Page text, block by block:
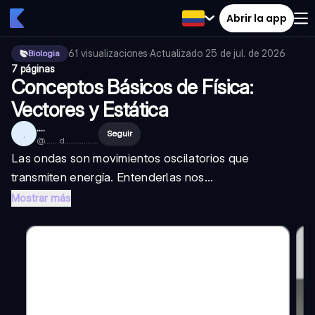
Abrir la app
Biologia 61 visualizaciones·Actualizado 25 de jul. de 2026·
7 páginas
Conceptos Básicos de Física:
Vectores y Estática
. ....
@.......d................
Seguir
Las ondas son movimientos oscilatorios que
transmiten energía. Entenderlas nos...
Mostrar más